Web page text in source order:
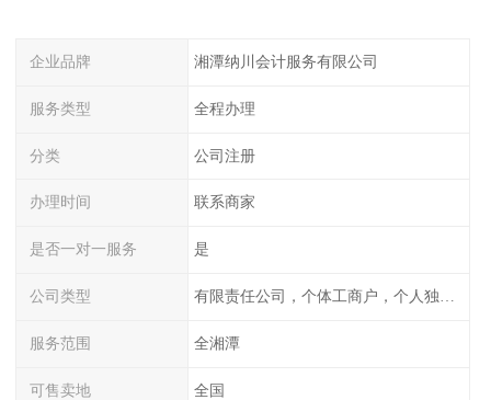
企业品牌 湘潭纳川会计服务有限公司
服务类型 全程办理
分类 公司注册
办理时间 联系商家
是否一对一服务 是
公司类型
服务范围 全湘潭
可售卖地 全国